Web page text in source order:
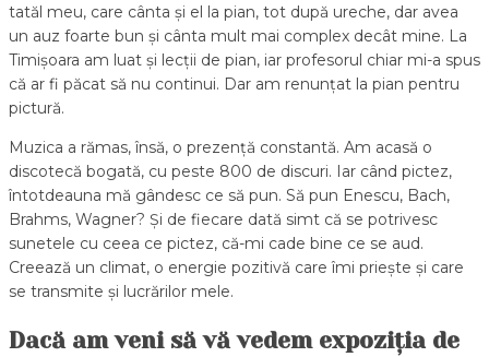
tatăl meu, care cânta și el la pian, tot după ureche, dar avea
un auz foarte bun și cânta mult mai complex decât mine. La
Timișoara am luat și lecții de pian, iar profesorul chiar mi-a spus
că ar fi păcat să nu continui. Dar am renunțat la pian pentru
pictură.
Muzica a rămas, însă, o prezență constantă. Am acasă o
discotecă bogată, cu peste 800 de discuri. Iar când pictez,
întotdeauna mă gândesc ce să pun. Să pun Enescu, Bach,
Brahms, Wagner? Și de fiecare dată simt că se potrivesc
sunetele cu ceea ce pictez, că-mi cade bine ce se aud.
Creează un climat, o energie pozitivă care îmi priește și care
se transmite și lucrărilor mele.
Dacă am veni să vă vedem expoziția de